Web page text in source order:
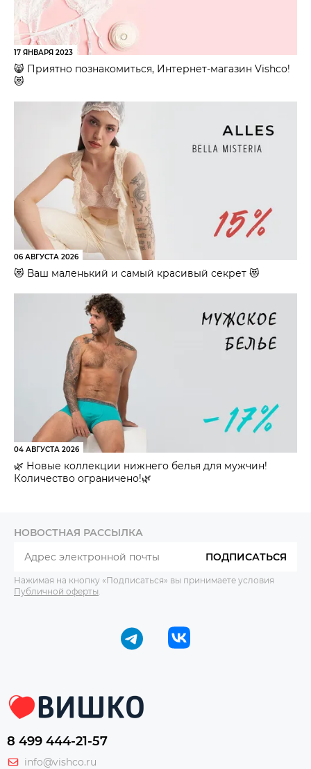
17 ЯНВАРЯ 2023
😸 Приятно познакомиться, Интернет-магазин Vishco!
😻
06 АВГУСТА 2026
😻 Ваш маленький и самый красивый секрет 😻
04 АВГУСТА 2026
🌿 Новые коллекции нижнего белья для мужчин!
Количество ограничено!🌿
НОВОСТНАЯ РАССЫЛКА
ПОДПИСАТЬСЯ
Нажимая на кнопку «Подписаться» вы принимаете условия
Публичной оферты
8 499 444-21-57
info@vishco.ru